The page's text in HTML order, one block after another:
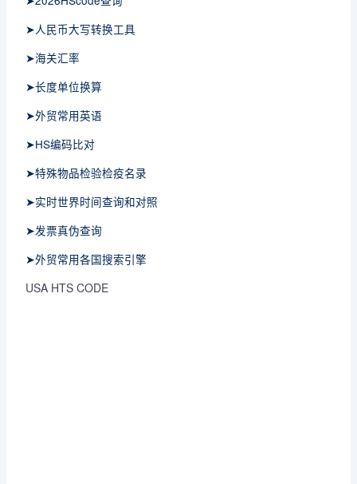
➤人民币大写转换工具
➤海关汇率
➤长度单位换算
➤外贸常用英语
➤HS编码比对
➤特殊物品检验检疫名录
➤实时世界时间查询和对照
➤发票真伪查询
➤外贸常用各国搜索引擎
USA HTS CODE